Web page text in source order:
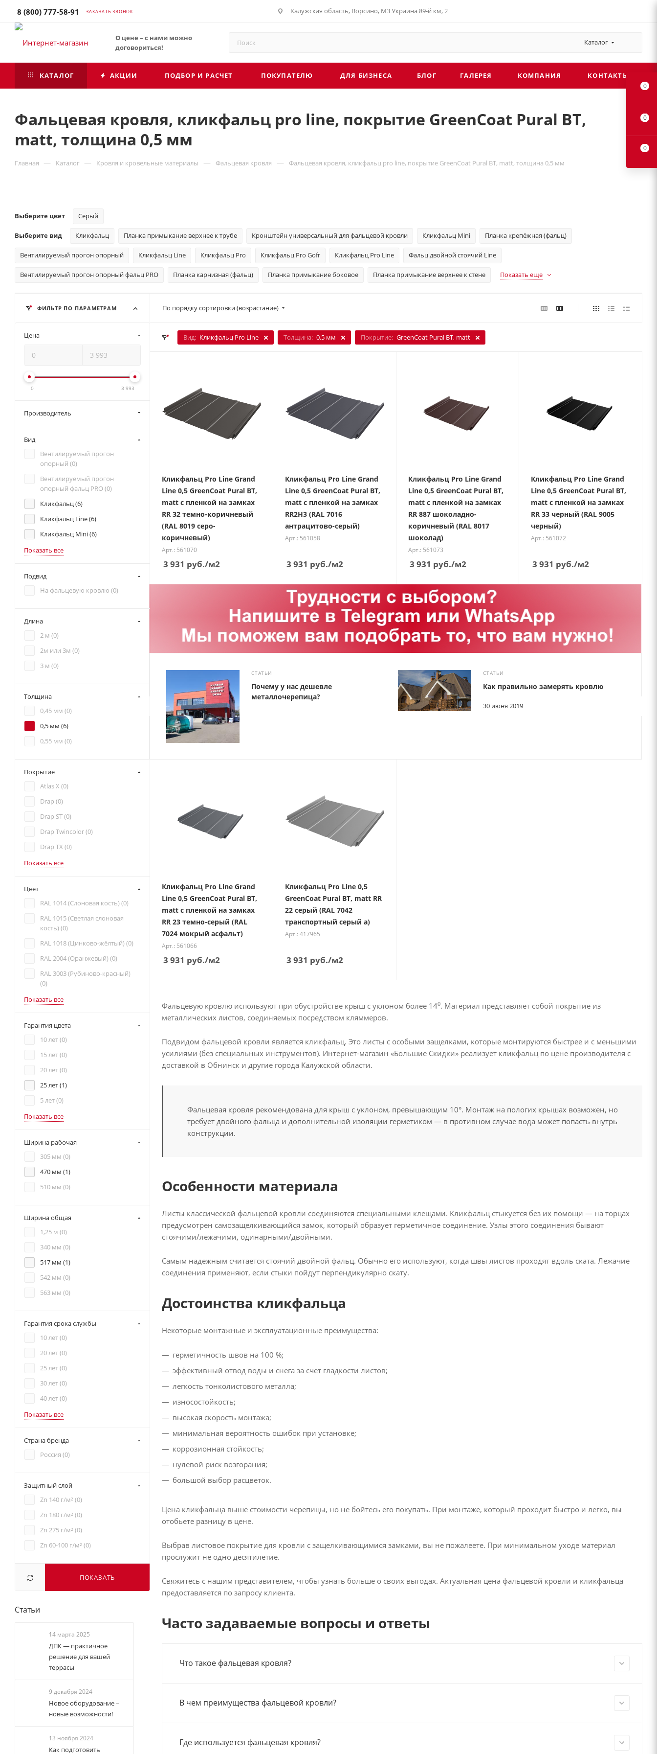
8 (800) 777-58-91 ЗАКАЗАТЬ ЗВОНОК Калужская область, Ворсино, М3 Украина 89-й км, 2
О цене – с нами можно
договориться!
Каталог
КАТАЛОГ АКЦИИ ПОДБОР И РАСЧЕТ ПОКУПАТЕЛЮ ДЛЯ БИЗНЕСА БЛОГ ГАЛЕРЕЯ КОМПАНИЯ КОНТАКТЫ
Фальцевая кровля, кликфальц pro line, покрытие GreenCoat Pural BT,
matt, толщина 0,5 мм
Главная — Каталог — Кровля и кровельные материалы — Фальцевая кровля — Фальцевая кровля, кликфальц pro line, покрытие GreenCoat Pural BT, matt, толщина 0,5 мм
Выберите цвет Серый
Выберите вид Кликфальц Планка примыкание верхнее к трубе Кронштейн универсальный для фальцевой кровли Кликфальц Mini Планка крепёжная (фальц)
Вентилируемый прогон опорный Кликфальц Line Кликфальц Pro Кликфальц Pro Gofr Кликфальц Pro Line Фальц двойной стоячий Line
Вентилируемый прогон опорный фальц PRO Планка карнизная (фальц) Планка примыкание боковое Планка примыкание верхнее к стене Показать еще
По порядку сортировки (возрастание)
Вид: Кликфальц Pro Line Толщина: 0,5 мм Покрытие: GreenCoat Pural BT, matt
Кликфальц Pro Line Grand
Line 0,5 GreenCoat Pural BT,
matt с пленкой на замках
RR 32 темно-коричневый
(RAL 8019 серо-
коричневый)
Арт.: 561070
3 931 руб./м2
Кликфальц Pro Line Grand
Line 0,5 GreenCoat Pural BT,
matt с пленкой на замках
RR2Н3 (RAL 7016
антрацитово-серый)
Арт.: 561058
3 931 руб./м2
Кликфальц Pro Line Grand
Line 0,5 GreenCoat Pural BT,
matt с пленкой на замках
RR 887 шоколадно-
коричневый (RAL 8017
шоколад)
Арт.: 561073
3 931 руб./м2
Кликфальц Pro Line Grand
Line 0,5 GreenCoat Pural BT,
matt с пленкой на замках
RR 33 черный (RAL 9005
черный)
Арт.: 561072
3 931 руб./м2
СТАТЬИ
Почему у нас дешевле
металлочерепица?
СТАТЬИ
30 июня 2019
Как правильно замерять кровлю
Кликфальц Pro Line Grand
Line 0,5 GreenCoat Pural BT,
matt с пленкой на замках
RR 23 темно-серый (RAL
7024 мокрый асфальт)
Арт.: 561066
3 931 руб./м2
Кликфальц Pro Line 0,5
GreenCoat Pural BT, matt RR
22 серый (RAL 7042
транспортный серый a)
Арт.: 417965
3 931 руб./м2
Фальцевую кровлю используют при обустройстве крыш с уклоном более 140. Материал представляет собой покрытие из
металлических листов, соединяемых посредством кляммеров.
Подвидом фальцевой кровли является кликфальц. Это листы с особыми защелками, которые монтируются быстрее и с меньшими
усилиями (без специальных инструментов). Интернет-магазин «Большие Скидки» реализует кликфальц по цене производителя с
доставкой в Обнинск и другие города Калужской области.
Фальцевая кровля рекомендована для крыш с уклоном, превышающим 10°. Монтаж на пологих крышах возможен, но
требует двойного фальца и дополнительной изоляции герметиком — в противном случае вода может попасть внутрь
конструкции.
Особенности материала
Листы классической фальцевой кровли соединяются специальными клещами. Кликфальц стыкуется без их помощи — на торцах
предусмотрен самозащелкивающийся замок, который образует герметичное соединение. Узлы этого соединения бывают
стоячими/лежачими, одинарными/двойными.
Самым надежным считается стоячий двойной фальц. Обычно его используют, когда швы листов проходят вдоль ската. Лежачие
соединения применяют, если стыки пойдут перпендикулярно скату.
Достоинства кликфальца
Некоторые монтажные и эксплуатационные преимущества:
герметичность швов на 100 %;
эффективный отвод воды и снега за счет гладкости листов;
легкость тонколистового металла;
износостойкость;
высокая скорость монтажа;
минимальная вероятность ошибок при установке;
коррозионная стойкость;
нулевой риск возгорания;
большой выбор расцветок.
Цена кликфальца выше стоимости черепицы, но не бойтесь его покупать. При монтаже, который проходит быстро и легко, вы
отобьете разницу в цене.
Выбрав листовое покрытие для кровли с защелкивающимися замками, вы не пожалеете. При минимальном уходе материал
прослужит не одно десятилетие.
Свяжитесь с нашим представителем, чтобы узнать больше о своих выгодах. Актуальная цена фальцевой кровли и кликфальца
предоставляется по запросу клиента.
Часто задаваемые вопросы и ответы
Что такое фальцевая кровля?
В чем преимущества фальцевой кровли?
Где используется фальцевая кровля?
ФИЛЬТР ПО ПАРАМЕТРАМ
Цена
0 3 993
Производитель
Вид
Вентилируемый прогон
опорный (0)
Вентилируемый прогон
опорный фальц PRO (0)
Кликфальц (6)
Кликфальц Line (6)
Кликфальц Mini (6)
Показать все
Подвид
На фальцевую кровлю (0)
Длина
2 м (0)
2м или 3м (0)
3 м (0)
Толщина
0,45 мм (0)
0,5 мм (6)
0,55 мм (0)
Покрытие
Atlas X (0)
Drap (0)
Drap ST (0)
Drap Twincolor (0)
Drap TX (0)
Показать все
Цвет
RAL 1014 (Слоновая кость) (0)
RAL 1015 (Светлая слоновая
кость) (0)
RAL 1018 (Цинково-жёлтый) (0)
RAL 2004 (Оранжевый) (0)
RAL 3003 (Рубиново-красный)
(0)
Показать все
Гарантия цвета
10 лет (0)
15 лет (0)
20 лет (0)
25 лет (1)
5 лет (0)
Показать все
Ширина рабочая
305 мм (0)
470 мм (1)
510 мм (0)
Ширина общая
1,25 м (0)
340 мм (0)
517 мм (1)
542 мм (0)
563 мм (0)
Гарантия срока службы
10 лет (0)
20 лет (0)
25 лет (0)
30 лет (0)
40 лет (0)
Показать все
Страна бренда
Россия (0)
Защитный слой
Zn 140 г/м² (0)
Zn 180 г/м² (0)
Zn 275 г/м² (0)
Zn 60-100 г/м² (0)
ПОКАЗАТЬ
Статьи
14 марта 2025
ДПК — практичное
решение для вашей
террасы
9 декабря 2024
Новое оборудование –
новые возможности!
13 ноября 2024
Как подготовить
0
0
0